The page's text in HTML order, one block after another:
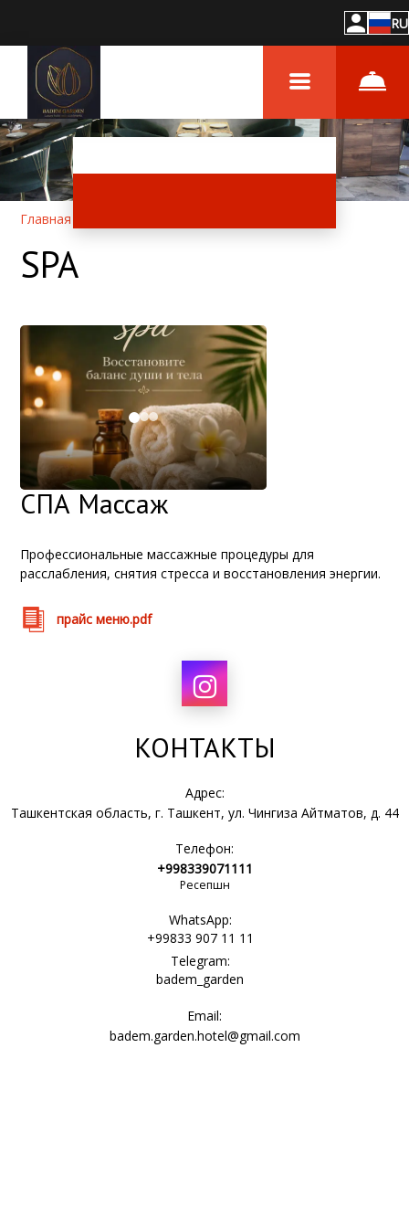
RU
Главная
SPA
СПА Массаж
Профессиональные массажные процедуры для
расслабления, снятия стресса и восстановления энергии.
прайс меню.pdf
КОНТАКТЫ
Адрес:
Ташкентская область, г. Ташкент, ул. Чингиза Айтматов, д. 44
Телефон:
+998339071111
Ресепшн
WhatsApp:
+99833 907 11 11
Telegram:
badem_garden
Email:
badem.garden.hotel@gmail.com